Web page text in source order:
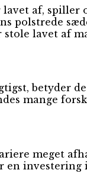
af, spiller
polstrede
lavet af
betyder
mange
meget
en